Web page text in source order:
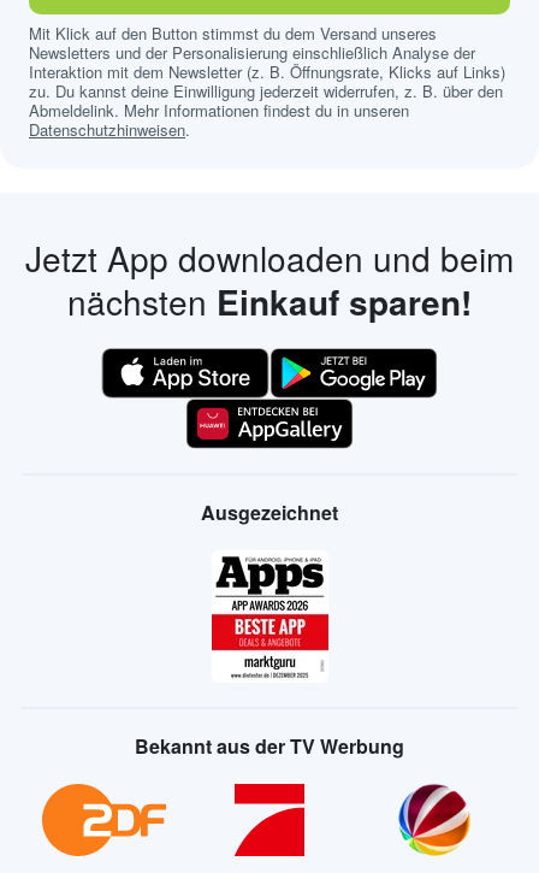
Mit Klick auf den Button stimmst du dem Versand unseres
Newsletters und der Personalisierung einschließlich Analyse der
Interaktion mit dem Newsletter (z. B. Öffnungsrate, Klicks auf Links)
zu. Du kannst deine Einwilligung jederzeit widerrufen, z. B. über den
Abmeldelink. Mehr Informationen findest du in unseren
Datenschutzhinweisen.
Jetzt App downloaden und beim
nächsten Einkauf sparen!
Ausgezeichnet
Bekannt aus der TV Werbung